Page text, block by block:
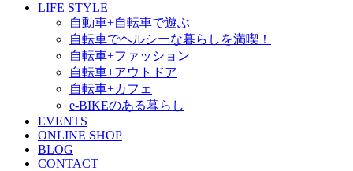
LIFE STYLE
自動車+自転車で遊ぶ
自転車でヘルシーな暮らしを満喫！
自転車+ファッション
自転車+アウトドア
自転車+カフェ
e-BIKEのある暮らし
EVENTS
ONLINE SHOP
BLOG
CONTACT